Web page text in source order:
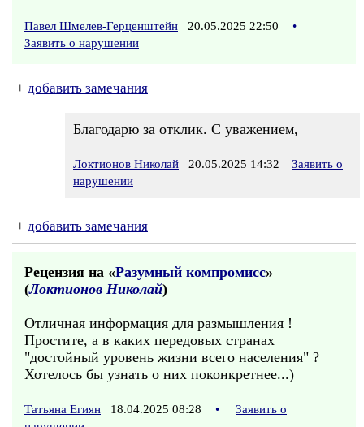
Павел Шмелев-Герценштейн 20.05.2025 22:50
•
Заявить о нарушении
+ добавить замечания
Благодарю за отклик. С уважением,
Локтионов Николай 20.05.2025 14:32
Заявить о
нарушении
+ добавить замечания
Рецензия на «Разумный компромисс»
(Локтионов Николай)
Отличная информация для размышления !
Простите, а в каких передовых странах
"достойный уровень жизни всего населения" ?
Хотелось бы узнать о них поконкретнее...)
Татьяна Егиян 18.04.2025 08:28 •
Заявить о